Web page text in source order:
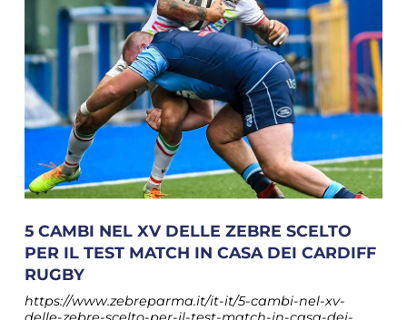
5 CAMBI NEL XV DELLE ZEBRE SCELTO
PER IL TEST MATCH IN CASA DEI CARDIFF
RUGBY
https://www.zebreparma.it/it-it/5-cambi-nel-xv-